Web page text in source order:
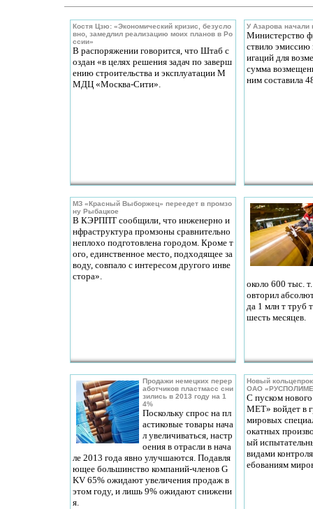
Костя Цзю: «Экономический кризис, безусло
вно, замедлил реализацию моих планов в Ро
ссии»
В распоряжении говорится, что Штаб с
оздан «в целях решения задач по заверш
ению строительства и эксплуатации М
МДЦ «Москва-Сити».
У Азарова начали
Министерство
ствило эмиссию
игаций для
сумма
ним составила
МЗ «Красный Выборжец» переедет в промзо
ну Рыбацкое
В КЭРППТ сообщили, что инженерно и
нфраструктура промзоны сравнительно
неплохо подготовлена городом. Кроме т
ого, единственное место, подходящее за
воду, совпало с интересом другого инве
стора».
около 600 тыс.
овторил
да 1 млн т труб
шесть месяцев.
Продажи немецких перер
аботчиков пластмасс сни
зились в 2013 году на 1
4%
Поскольку спрос на пл
астиковые товары нача
л увеличиваться, настр
оения в отрасли в нача
ле 2013 года явно улучшаются. Подавля
ющее большинство компаний-членов G
KV 65% ожидают увеличения продаж в
этом году, и лишь 9% ожидают снижени
я.
Новый
ОАО
C пуском
МЕТ» войдет в
мировых
окатных
ый
видами
ебованиям